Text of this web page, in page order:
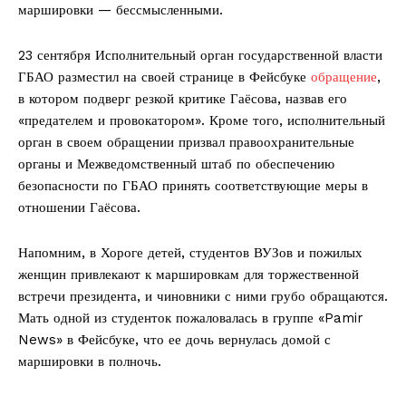
маршировки — бессмысленными.
23 сентября Исполнительный орган государственной власти
ГБАО разместил на своей странице в Фейсбуке обращение,
в котором подверг резкой критике Гаёсова, назвав его
«предателем и провокатором». Кроме того, исполнительный
орган в своем обращении призвал правоохранительные
органы и Межведомственный штаб по обеспечению
безопасности по ГБАО принять соответствующие меры в
отношении Гаёсова.
Напомним, в Хороге детей, студентов ВУЗов и пожилых
женщин привлекают к маршировкам для торжественной
встречи президента, и чиновники с ними грубо обращаются.
Мать одной из студенток пожаловалась в группе «Pamir
News» в Фейсбуке, что ее дочь вернулась домой с
маршировки в полночь.